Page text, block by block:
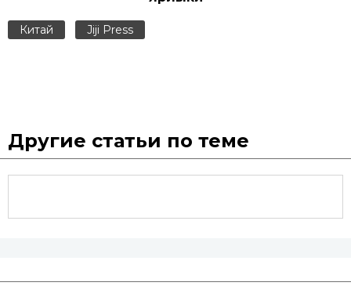
Китай Jiji Press
Другие статьи по теме